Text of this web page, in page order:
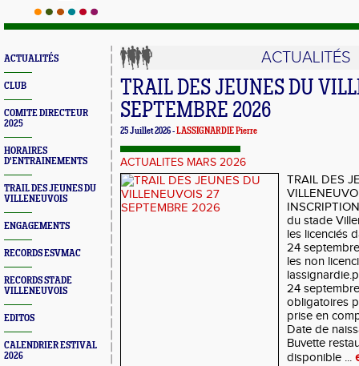
ACTUALITÉS
CLUB
COMITE DIRECTEUR
2025
HORAIRES
D'ENTRAINEMENTS
TRAIL DES JEUNES DU
VILLENEUVOIS
ENGAGEMENTS
RECORDS ESVMAC
RECORDS STADE
VILLENEUVOIS
EDITOS
CALENDRIER ESTIVAL
2026
ACTUALITÉS
TRAIL DES JEUNES DU
SEPTEMBRE 2026
25 Juillet 2026 -LASSIGNARDIE Pierre
ACTUALITES MARS 2026
TRAIL DES
du stade
les licenciés
24
les non
24
obligatoires
prise en
Date de
Buvette
disponible ...